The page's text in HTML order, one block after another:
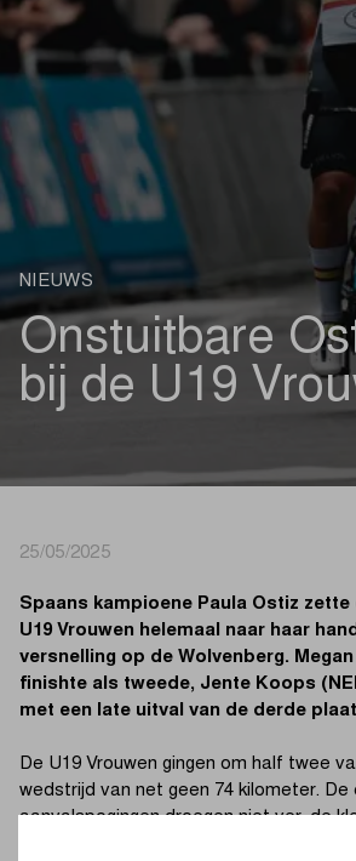
NIEUWS
Onstuitbare
bij de U19
25/05/2025
Spaans kampioene Paula Ostiz
U19 Vrouwen helemaal naar haar
versnelling op de Wolvenberg. Megan
finishte als tweede, Jente Koops
met een late uitval van de derde
De U19 Vrouwen gingen om half twee
wedstrijd van net geen 74 kilometer. De
aanvalspogingen droegen niet ver, de
werden telkens weer vlot dichtgereden.